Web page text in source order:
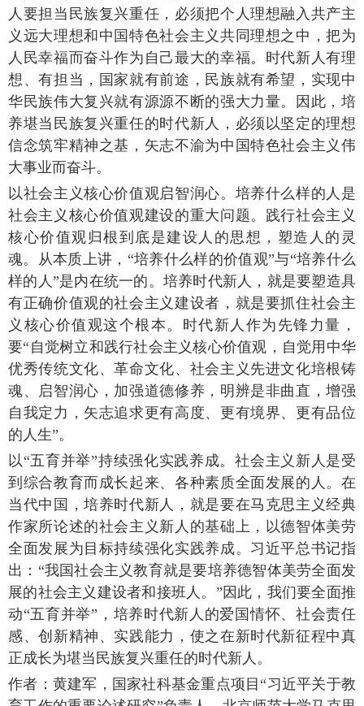
人要担当民族复兴重任，必须把个人理想融入共产主
义远大理想和中国特色社会主义共同理想之中，把为
人民幸福而奋斗作为自己最大的幸福。时代新人有理
想、有担当，国家就有前途，民族就有希望，实现中
华民族伟大复兴就有源源不断的强大力量。因此，培
养堪当民族复兴重任的时代新人，必须以坚定的理想
信念筑牢精神之基，矢志不渝为中国特色社会主义伟
大事业而奋斗。
以社会主义核心价值观启智润心。培养什么样的人是
社会主义核心价值观建设的重大问题。践行社会主义
核心价值观归根到底是建设人的思想，塑造人的灵
魂。从本质上讲，“培养什么样的价值观”与“培养什么
样的人”是内在统一的。培养时代新人，就是要塑造具
有正确价值观的社会主义建设者，就是要抓住社会主
义核心价值观这个根本。时代新人作为先锋力量，
要“自觉树立和践行社会主义核心价值观，自觉用中华
优秀传统文化、革命文化、社会主义先进文化培根铸
魂、启智润心，加强道德修养，明辨是非曲直，增强
自我定力，矢志追求更有高度、更有境界、更有品位
的人生”。
以“五育并举”持续强化实践养成。社会主义新人是受
到综合教育而成长起来、各种素质全面发展的人。在
当代中国，培养时代新人，就是要在马克思主义经典
作家所论述的社会主义新人的基础上，以德智体美劳
全面发展为目标持续强化实践养成。习近平总书记指
出：“我国社会主义教育就是要培养德智体美劳全面发
展的社会主义建设者和接班人。”因此，我们要全面推
动“五育并举”，培养时代新人的爱国情怀、社会责任
感、创新精神、实践能力，使之在新时代新征程中真
正成长为堪当民族复兴重任的时代新人。
作者：黄建军，国家社科基金重点项目“习近平关于教